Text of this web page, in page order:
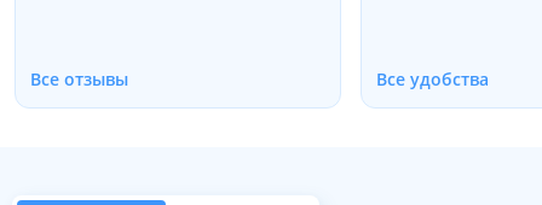
информацию, отправленную в
ваш WhatsApp. И это здорово и
ресторанов и информацию о
Все отзывы Все удобства